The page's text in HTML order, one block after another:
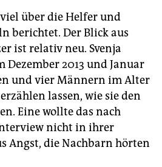
über die Helfer und
berichtet. Der Blick aus
ist relativ neu. Svenja
Dezember 2013 und Januar
und vier Männern im Alter
lassen, wie sie den
Eine wollte das nach
nicht in ihrer
Angst, die Nachbarn hörten